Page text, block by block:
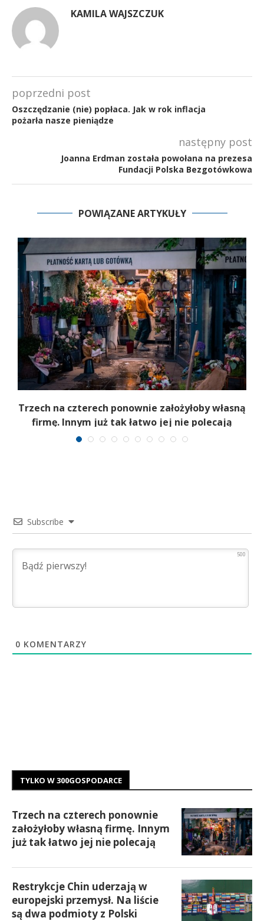
KAMILA WAJSZCZUK
poprzedni post
Oszczędzanie (nie) popłaca. Jak w rok inflacja
pożarła nasze pieniądze
następny post
Joanna Erdman została powołana na prezesa
Fundacji Polska Bezgotówkowa
POWIĄZANE ARTYKUŁY
Trzech na czterech ponownie założyłoby własną
firmę. Innym już tak łatwo jej nie polecają
Subscribe
500
0 KOMENTARZY
TYLKO W 300GOSPODARCE
Trzech na czterech ponownie
założyłoby własną firmę. Innym
już tak łatwo jej nie polecają
Restrykcje Chin uderzają w
europejski przemysł. Na liście
są dwa podmioty z Polski